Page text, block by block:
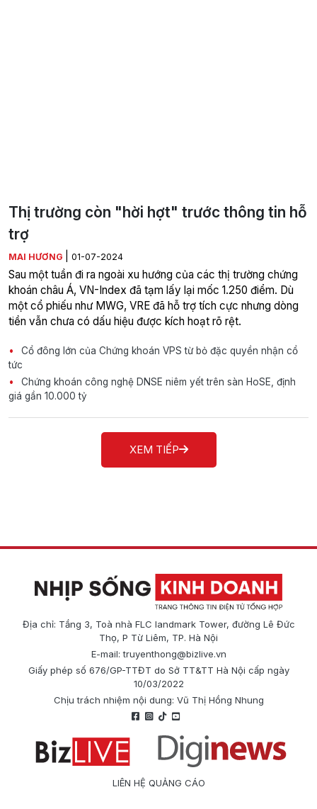
Thị trường còn "hời hợt" trước thông tin hỗ
trợ
MAI HƯƠNG 01-07-2024
Sau một tuần đi ra ngoài xu hướng của các thị trường chứng
khoán châu Á, VN-Index đã tạm lấy lại mốc 1.250 điểm. Dù
một cổ phiếu như MWG, VRE đã hỗ trợ tích cực nhưng dòng
tiền vẫn chưa có dấu hiệu được kích hoạt rõ rệt.
Cổ đông lớn của Chứng khoán VPS từ bỏ đặc quyền nhận cổ
tức
Chứng khoán công nghệ DNSE niêm yết trên sàn HoSE, định
giá gần 10.000 tỷ
XEM TIẾP
Địa chỉ: Tầng 3, Toà nhà FLC landmark Tower, đường Lê Đức
Thọ, P Từ Liêm, TP. Hà Nội
E-mail:truyenthong@bizlive.vn
Giấy phép số 676/GP-TTĐT do Sở TT&TT Hà Nội cấp ngày
10/03/2022
Chịu trách nhiệm nội dung: Vũ Thị Hồng Nhung
LIÊN HỆ QUẢNG CÁO